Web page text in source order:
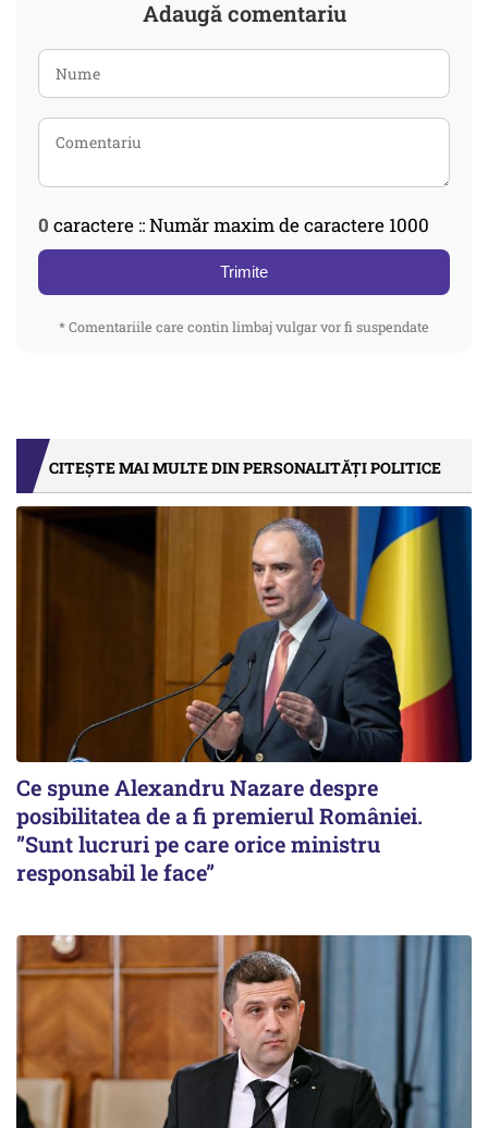
Adaugă comentariu
0 caractere :: Număr maxim de caractere 1000
Trimite
* Comentariile care contin limbaj vulgar vor fi suspendate
CITEȘTE MAI MULTE DIN PERSONALITĂȚI POLITICE
Ce spune Alexandru Nazare despre
posibilitatea de a fi premierul României.
”Sunt lucruri pe care orice ministru
responsabil le face”